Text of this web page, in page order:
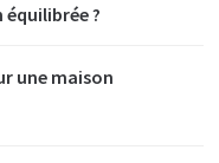
?
une maison